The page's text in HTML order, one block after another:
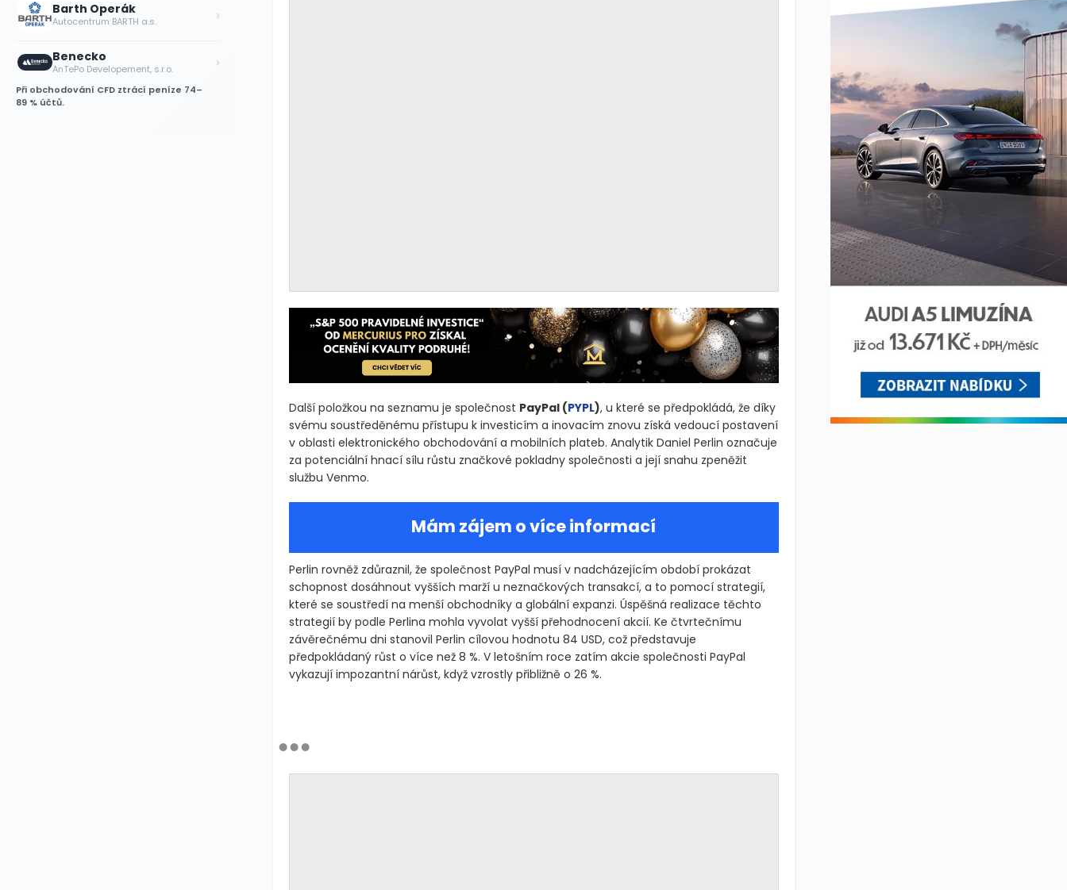
Další položkou na seznamu je společnost PayPal (PYPL), u které se předpokládá, že díky
svému soustředěnému přístupu k investicím a inovacím znovu získá vedoucí postavení
v oblasti elektronického obchodování a mobilních plateb. Analytik Daniel Perlin označuje
za potenciální hnací sílu růstu značkové pokladny společnosti a její snahu zpeněžit
službu Venmo.
Mám zájem o více informací
Perlin rovněž zdůraznil, že společnost PayPal musí v nadcházejícím období prokázat
schopnost dosáhnout vyšších marží u neznačkových transakcí, a to pomocí strategií,
které se soustředí na menší obchodníky a globální expanzi. Úspěšná realizace těchto
strategií by podle Perlina mohla vyvolat vyšší přehodnocení akcií. Ke čtvrtečnímu
závěrečnému dni stanovil Perlin cílovou hodnotu 84 USD, což představuje
předpokládaný růst o více než 8 %. V letošním roce zatím akcie společnosti PayPal
vykazují impozantní nárůst, když vzrostly přibližně o 26 %.
Barth Operák
Autocentrum BARTH a.s. ›
Benecko
AnTePo Developement, s.r.o. ›
Při obchodování CFD ztrácí peníze 74–
89 % účtů.